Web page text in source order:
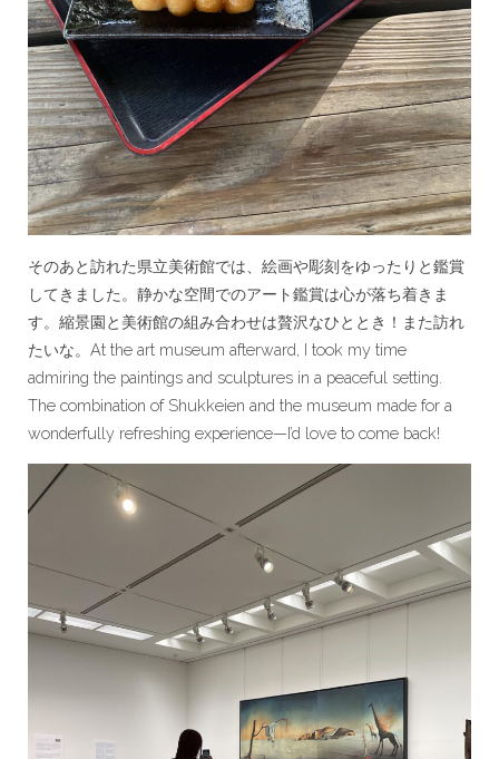
そのあと訪れた県立美術館では、絵画や彫刻をゆったりと鑑賞
してきました。静かな空間でのアート鑑賞は心が落ち着きま
す。縮景園と美術館の組み合わせは贅沢なひととき！また訪れ
たいな。At the art museum afterward, I took my time
admiring the paintings and sculptures in a peaceful setting.
The combination of Shukkeien and the museum made for a
wonderfully refreshing experience—I’d love to come back!